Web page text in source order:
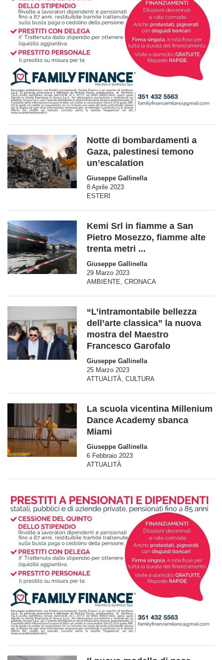
Notte di bombardamenti a
Gaza, palestinesi temono
un’escalation
Giuseppe Gallinella
8 Aprile 2023
ESTERI
Kemi Srl in fiamme a San
Pietro Mosezzo, fiamme alte
trenta metri ...
Giuseppe Gallinella
29 Marzo 2023
AMBIENTE, CRONACA
“L’intramontabile bellezza
dell’arte classica” la nuova
mostra del Maestro
Francesco Garofalo
Giuseppe Gallinella
25 Marzo 2023
ATTUALITÀ, CULTURA
La scuola vicentina Millenium
Dance Academy sbanca
Miami
Giuseppe Gallinella
6 Febbraio 2023
ATTUALITÀ